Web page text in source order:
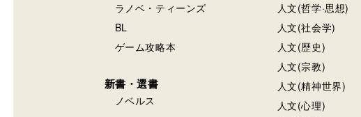
ラノベ・ティーンズ
BL
ゲーム攻略本
新書・選書
ノベルス
人文(哲学·思想)
人文(社会学)
人文(歴史)
人文(宗教)
人文(精神世界)
人文(心理)